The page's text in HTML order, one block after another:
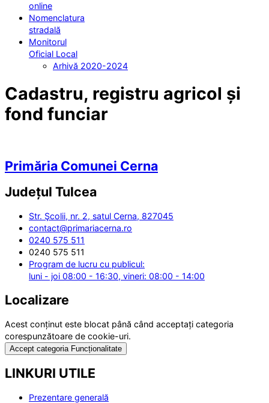
online
Nomenclatura
stradală
Monitorul
Oficial Local
Arhivă 2020-2024
Cadastru, registru agricol și
fond funciar
Primăria Comunei Cerna
Județul Tulcea
Str. Şcolii, nr. 2, satul Cerna, 827045
contact@primariacerna.ro
0240 575 511
0240 575 511
Program de lucru cu publicul:
luni - joi 08:00 - 16:30, vineri: 08:00 - 14:00
Localizare
Acest conținut este blocat până când acceptați categoria
corespunzătoare de cookie-uri.
Accept categoria Funcționalitate
LINKURI UTILE
Prezentare generală